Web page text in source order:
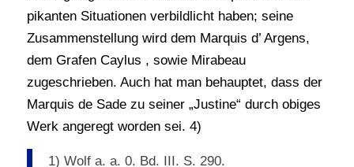
pikanten Situationen verbildlicht haben; seine
Zusammenstellung wird dem Marquis d’ Argens,
dem Grafen Caylus , sowie Mirabeau
zugeschrieben. Auch hat man behauptet, dass der
Marquis de Sade zu seiner „Justine“ durch obiges
Werk angeregt worden sei. 4)
1) Wolf a. a. 0. Bd. III. S. 290.